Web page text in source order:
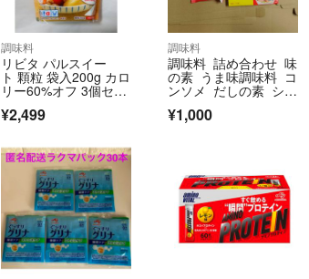
❌本当に本当に本当に理不尽なクレームは
私の方は、どんなお客様でも良い評価を
✔️数量限定品、無くなり次第出品を取り
ご購入後にキャンセル、もしくは個数変
すので御理解の方を御願い致します‼️
✔️売り切れ次第、出品取り下げる場合が
(出品取り下げが間に合わない場合はキ
セージにてご確認後に、ご購入をお願い
●専用＆お取り置き・ご購入後のキャン
※専用出品ご希望場合は、キャンセル不可
調味料
リビタ パルスイー
ト 顆粒 袋入200g カロ
リー60%オフ 3個セッ
¥2,499
調味料
調味料 詰め合わせ 味
の素 うま味調味料 コ
ンソメ だしの素 シマ
¥1,000